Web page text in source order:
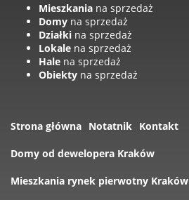
Mieszkania na sprzedaż
Domy na sprzedaż
Działki na sprzedaż
Lokale na sprzedaż
Hale na sprzedaż
Obiekty na sprzedaż
Strona główna Notatnik Kontakt
Domy od dewelopera Kraków
Mieszkania rynek pierwotny Kraków